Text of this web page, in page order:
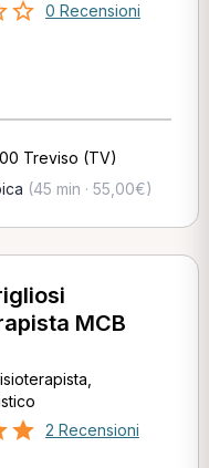
0 Recensioni
Treviso (TV)
(45 min · 55,00€)
MCB
2 Recensioni